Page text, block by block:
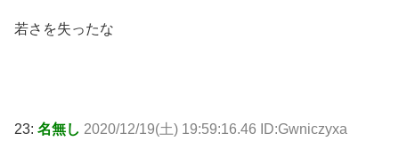
若さを失ったな
23: 名無し 2020/12/19(土) 19:59:16.46 ID:Gwniczyxa